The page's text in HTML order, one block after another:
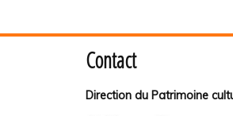
Contact
Direction du Patrimoine